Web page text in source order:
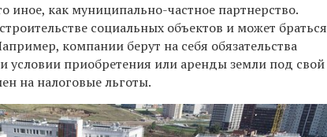
иное, как муниципально-частное партнерство.
социальных объектов и может браться
компании берут на себя обязательства
условии приобретения или аренды земли под свой
на налоговые льготы.